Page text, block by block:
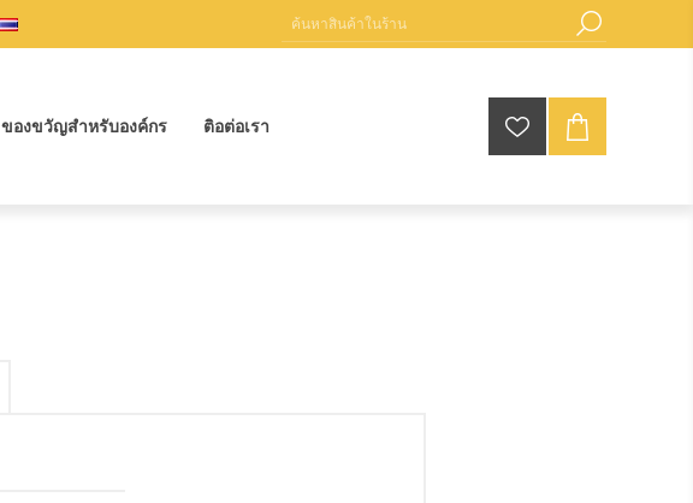
ของขวัญสำหรับองค์กร ติอต่อเรา